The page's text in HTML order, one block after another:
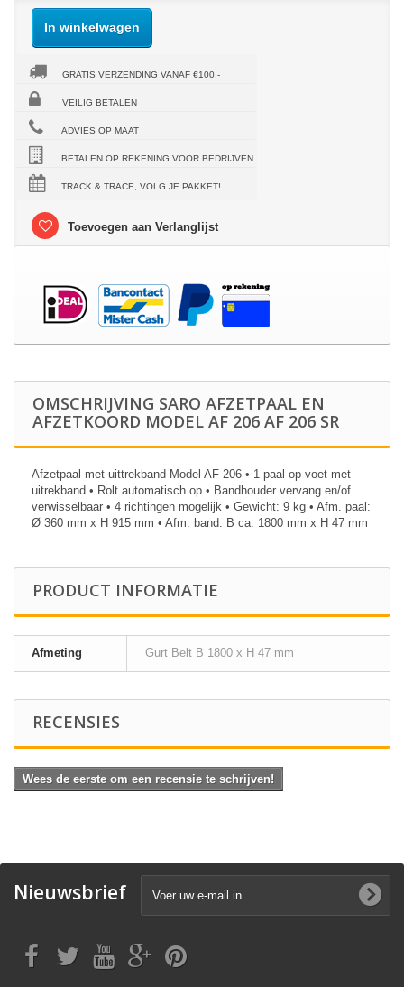
In winkelwagen
GRATIS VERZENDING VANAF €100,-
VEILIG BETALEN
ADVIES OP MAAT
BETALEN OP REKENING VOOR BEDRIJVEN
TRACK & TRACE, VOLG JE PAKKET!
Toevoegen aan Verlanglijst
OMSCHRIJVING SARO AFZETPAAL EN
AFZETKOORD MODEL AF 206 AF 206 SR
Afzetpaal met uittrekband Model AF 206 • 1 paal op voet met
uitrekband • Rolt automatisch op • Bandhouder vervang en/of
verwisselbaar • 4 richtingen mogelijk • Gewicht: 9 kg • Afm. paal:
Ø 360 mm x H 915 mm • Afm. band: B ca. 1800 mm x H 47 mm
PRODUCT INFORMATIE
Afmeting Gurt Belt B 1800 x H 47 mm
RECENSIES
Wees de eerste om een recensie te schrijven!
Nieuwsbrief